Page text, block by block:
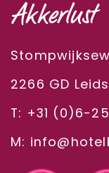
Akkerlust
2266 GD
T: +31 (0)6-
M: